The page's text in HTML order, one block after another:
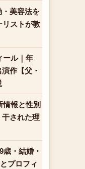
美容法を
リストが教
ール｜年
作【父・
報と性別
された理
歳・結婚・
プロフィ